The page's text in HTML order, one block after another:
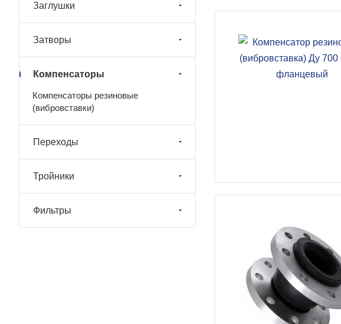
Заглушки
Затворы
Компенсаторы
Компенсаторы резиновые
(вибровставки)
Переходы
Тройники
Фильтры